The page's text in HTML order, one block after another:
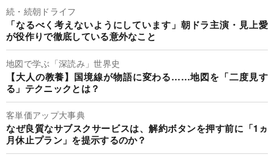
続・続朝ドライフ
「なるべく考えないようにしています」朝ドラ主演・見上愛
が役作りで徹底している意外なこと
地図で学ぶ「深読み」世界史
【大人の教養】国境線が物語に変わる……地図を「二度見す
る」テクニックとは？
客単価アップ大事典
なぜ良質なサブスクサービスは、解約ボタンを押す前に「1ヵ
月休止プラン」を提示するのか？